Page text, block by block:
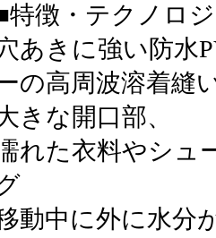
特徴・テクノロ
あきに強い防水
の高周波溶着縫
きな開口部、
れた衣料やシュ
動中に外に水分